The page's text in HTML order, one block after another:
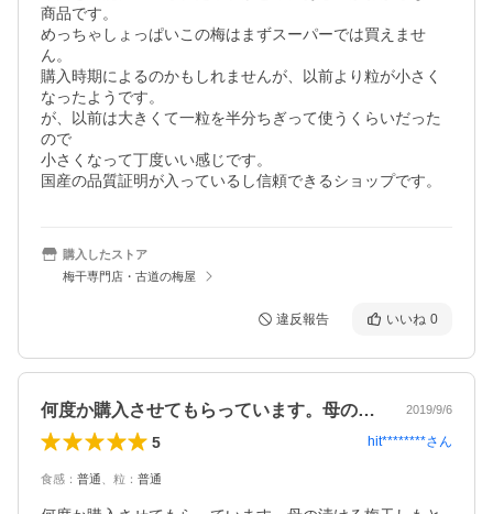
商品です。
めっちゃしょっぱいこの梅はまずスーパーでは買えませ
ん。
購入時期によるのかもしれませんが、以前より粒が小さく
なったようです。
が、以前は大きくて一粒を半分ちぎって使うくらいだった
ので
小さくなって丁度いい感じです。
国産の品質証明が入っているし信頼できるショップです。
購入したストア
梅干専門店・古道の梅屋
違反報告 いいね 0
何度か購入させてもらっています。母の漬… 2019/9/6
5 hit********さん
食感 ： 普通 粒 ： 普通